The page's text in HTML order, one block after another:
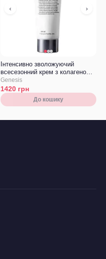
‹ ›
Інтенсивно зволожуючий
всесезонний крем з колагеном
Genesis SAM Moisturizing Care
System
Genesis
1420 грн
До кошику